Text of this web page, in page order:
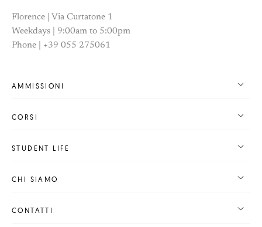
Florence | Via Curtatone 1
Weekdays | 9:00am to 5:00pm
Phone | +39 055 275061
AMMISSIONI
CORSI
STUDENT LIFE
CHI SIAMO
CONTATTI